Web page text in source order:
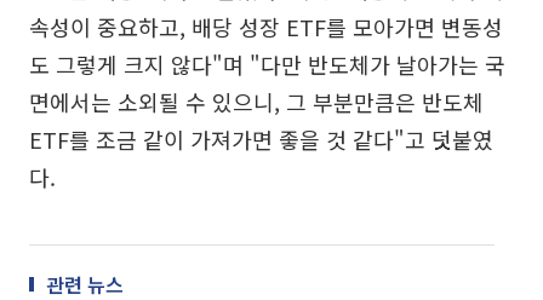
속성이 중요하고, 배당 성장 ETF를 모아가면 변동성
도 그렇게 크지 않다"며 "다만 반도체가 날아가는 국
면에서는 소외될 수 있으니, 그 부분만큼은 반도체
ETF를 조금 같이 가져가면 좋을 것 같다"고 덧붙였
다.
관련 뉴스